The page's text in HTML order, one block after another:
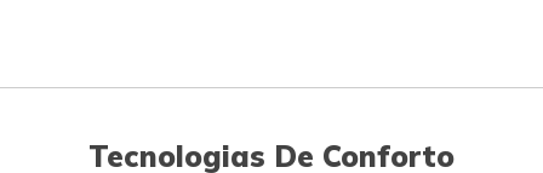
Tecnologias De Conforto